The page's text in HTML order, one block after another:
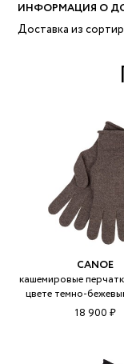
ИНФОРМАЦИЯ О
Доставка из
CANOE
кашемировые
цвете темно-
18 900 ₽